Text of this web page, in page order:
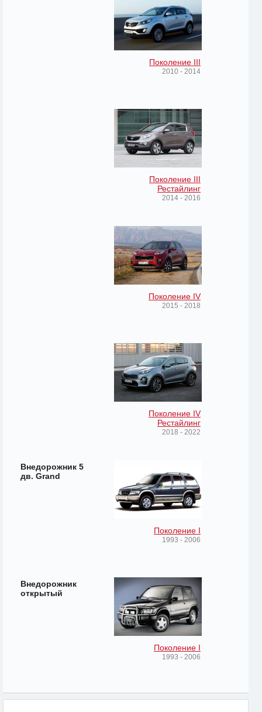
Поколение III
2010 - 2014
Поколение III
Рестайлинг
2014 - 2016
Поколение IV
2015 - 2018
Поколение IV
Рестайлинг
2018 - 2022
Внедорожник 5
дв. Grand
Поколение I
1993 - 2006
Внедорожник
открытый
Поколение I
1993 - 2006